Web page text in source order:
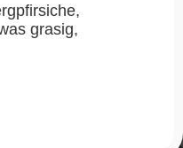
grasig,